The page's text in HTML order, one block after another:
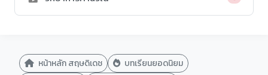
หน้าหลัก สฤษดิเดช
บทเรียนยอดนิยม